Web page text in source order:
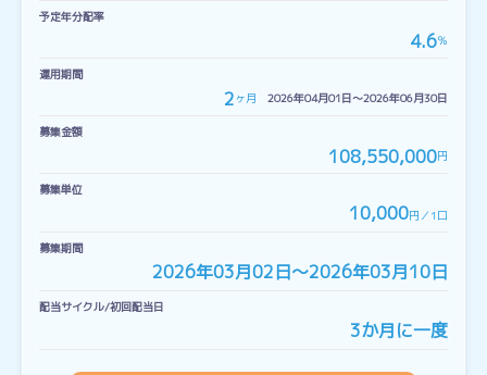
予定年分配率
4.6％
運用期間
2 ヶ月 2026年04月01日〜2026年06月30日
募集金額
108,550,000円
募集単位
10,000円／1口
募集期間
2026年03月02日〜2026年03月10日
配当サイクル/初回配当日
3か月に一度